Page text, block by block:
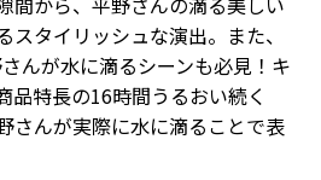
スタイリッシュな演出。また、
んが水に滴るシーンも必見！キ
品特長の16時間うるおい続く
さんが実際に水に滴ることで表